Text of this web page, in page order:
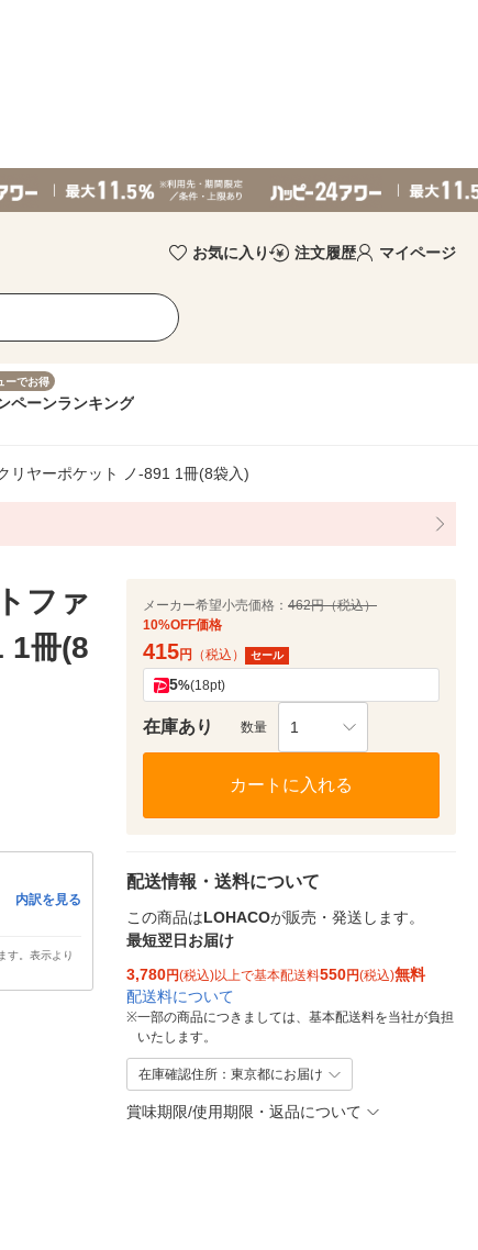
お気に入り 注文履歴 マイページ
ーでお得
ペーンランキング
リヤーポケット ノ-891 1冊(8袋入)
ファ
1冊(8
内訳を見る
す。表示より
メーカー希望小売価格： 462円（税込）
10%OFF価格
415円 （税込） セール
5%(18pt)
在庫あり 数量 1
カートに入れる
配送情報・送料について
この商品はLOHACOが販売・発送します。
最短翌日お届け
3,780円(税込)以上で基本配送料550円(税込)無料
配送料について
※一部の商品につきましては、基本配送料を当社が負担
いたします。
在庫確認住所：東京都にお届け
賞味期限/使用期限・返品について